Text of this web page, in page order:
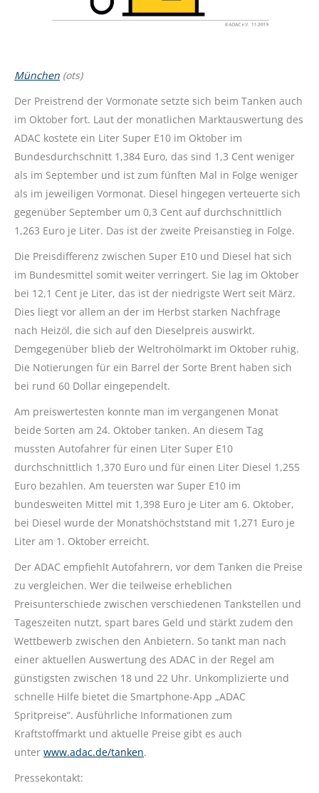
München (ots)
Der Preistrend der Vormonate setzte sich beim Tanken auch
im Oktober fort. Laut der monatlichen Marktauswertung des
ADAC kostete ein Liter Super E10 im Oktober im
Bundesdurchschnitt 1,384 Euro, das sind 1,3 Cent weniger
als im September und ist zum fünften Mal in Folge weniger
als im jeweiligen Vormonat. Diesel hingegen verteuerte sich
gegenüber September um 0,3 Cent auf durchschnittlich
1,263 Euro je Liter. Das ist der zweite Preisanstieg in Folge.
Die Preisdifferenz zwischen Super E10 und Diesel hat sich
im Bundesmittel somit weiter verringert. Sie lag im Oktober
bei 12,1 Cent je Liter, das ist der niedrigste Wert seit März.
Dies liegt vor allem an der im Herbst starken Nachfrage
nach Heizöl, die sich auf den Dieselpreis auswirkt.
Demgegenüber blieb der Weltrohölmarkt im Oktober ruhig.
Die Notierungen für ein Barrel der Sorte Brent haben sich
bei rund 60 Dollar eingependelt.
Am preiswertesten konnte man im vergangenen Monat
beide Sorten am 24. Oktober tanken. An diesem Tag
mussten Autofahrer für einen Liter Super E10
durchschnittlich 1,370 Euro und für einen Liter Diesel 1,255
Euro bezahlen. Am teuersten war Super E10 im
bundesweiten Mittel mit 1,398 Euro je Liter am 6. Oktober,
bei Diesel wurde der Monatshöchststand mit 1,271 Euro je
Liter am 1. Oktober erreicht.
Der ADAC empfiehlt Autofahrern, vor dem Tanken die Preise
zu vergleichen. Wer die teilweise erheblichen
Preisunterschiede zwischen verschiedenen Tankstellen und
Tageszeiten nutzt, spart bares Geld und stärkt zudem den
Wettbewerb zwischen den Anbietern. So tankt man nach
einer aktuellen Auswertung des ADAC in der Regel am
günstigsten zwischen 18 und 22 Uhr. Unkomplizierte und
schnelle Hilfe bietet die Smartphone-App „ADAC
Spritpreise“. Ausführliche Informationen zum
Kraftstoffmarkt und aktuelle Preise gibt es auch
unter www.adac.de/tanken.
Pressekontakt: